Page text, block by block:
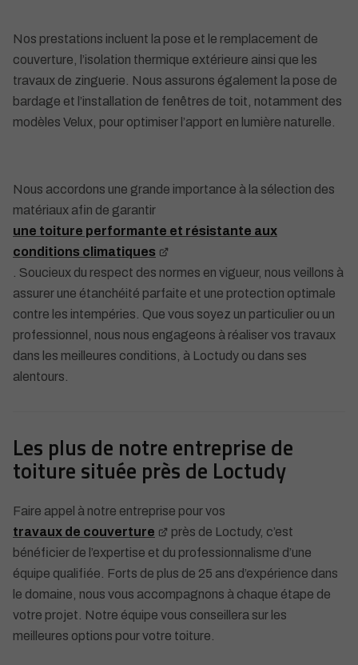
Nos prestations incluent la pose et le remplacement de
couverture, l’isolation thermique extérieure ainsi que les
travaux de zinguerie. Nous assurons également la pose de
bardage et l’installation de fenêtres de toit, notamment des
modèles Velux, pour optimiser l’apport en lumière naturelle.
Nous accordons une grande importance à la sélection des
matériaux afin de garantir
une toiture performante et résistante aux
conditions climatiques
. Soucieux du respect des normes en vigueur, nous veillons à
assurer une étanchéité parfaite et une protection optimale
contre les intempéries. Que vous soyez un particulier ou un
professionnel, nous nous engageons à réaliser vos travaux
dans les meilleures conditions, à Loctudy ou dans ses
alentours.
Les plus de notre entreprise de
toiture située près de Loctudy
Faire appel à notre entreprise pour vos
travaux de couverture
près de Loctudy, c’est
bénéficier de l’expertise et du professionnalisme d’une
équipe qualifiée. Forts de plus de 25 ans d’expérience dans
le domaine, nous vous accompagnons à chaque étape de
votre projet. Notre équipe vous conseillera sur les
meilleures options pour votre toiture.